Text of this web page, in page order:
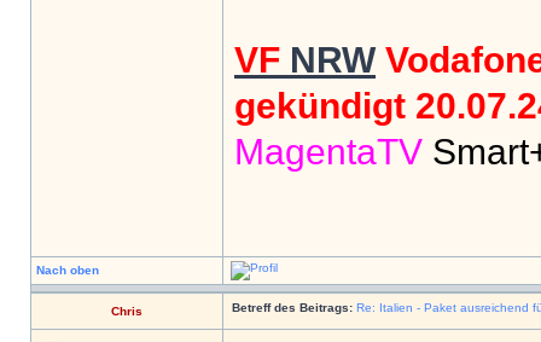
VF NRW
gekündigt
MagentaTV
Nach oben
Chris Betreff des Beitrags: Re: Italien - Paket ausreichend